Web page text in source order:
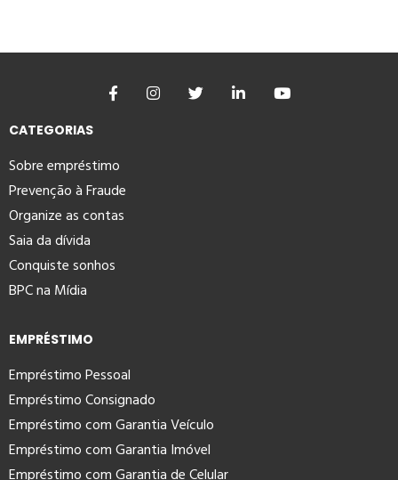
CATEGORIAS
Sobre empréstimo
Prevenção à Fraude
Organize as contas
Saia da dívida
Conquiste sonhos
BPC na Mídia
EMPRÉSTIMO
Empréstimo Pessoal
Empréstimo Consignado
Empréstimo com Garantia Veículo
Empréstimo com Garantia Imóvel
Empréstimo com Garantia de Celular